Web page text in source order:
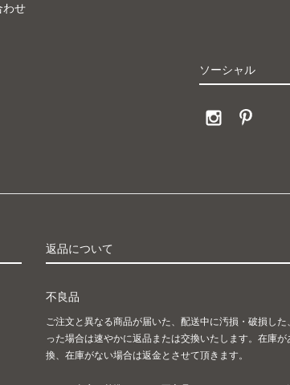
わせ
ソーシャル
返品について
不良品
ご注文と異なる商品が届いた、配送中に汚損・破損した
った場合は速やかに返品または交換いたします。在庫
換、在庫がない場合は返金とさせて頂きます。